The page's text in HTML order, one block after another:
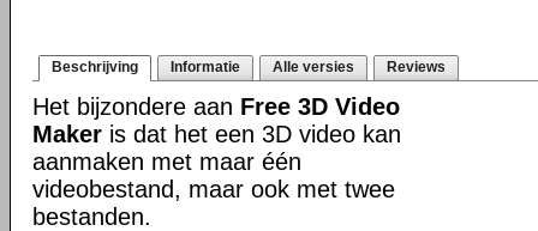
Beschrijving Informatie Alle versies Reviews
Het bijzondere aan Free 3D Video
Maker is dat het een 3D video kan
aanmaken met maar één
videobestand, maar ook met twee
bestanden.